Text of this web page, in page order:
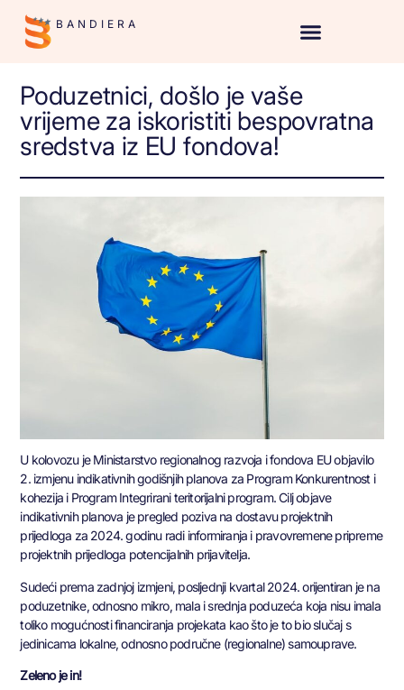
BANDIERA
Poduzetnici, došlo je vaše
vrijeme za iskoristiti bespovratna
sredstva iz EU fondova!
U kolovozu je Ministarstvo regionalnog razvoja i fondova EU objavilo
2. izmjenu indikativnih godišnjih planova za Program Konkurentnost i
kohezija i Program Integrirani teritorijalni program. Cilj objave
indikativnih planova je pregled poziva na dostavu projektnih
prijedloga za 2024. godinu radi informiranja i pravovremene pripreme
projektnih prijedloga potencijalnih prijavitelja.
Sudeći prema zadnjoj izmjeni, posljednji kvartal 2024. orijentiran je na
poduzetnike, odnosno mikro, mala i srednja poduzeća koja nisu imala
toliko mogućnosti financiranja projekata kao što je to bio slučaj s
jedinicama lokalne, odnosno područne (regionalne) samouprave.
Zeleno je in!